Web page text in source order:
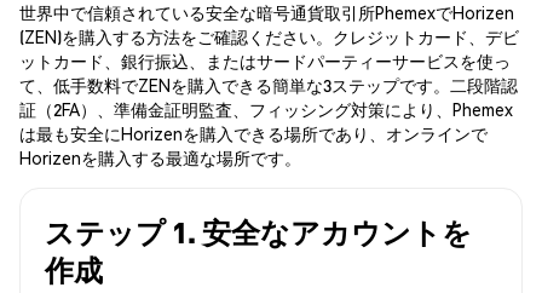
世界中で信頼されている安全な暗号通貨取引所PhemexでHorizen
(ZEN)を購入する方法をご確認ください。クレジットカード、デビ
ットカード、銀行振込、またはサードパーティーサービスを使っ
て、低手数料でZENを購入できる簡単な3ステップです。二段階認
証（2FA）、準備金証明監査、フィッシング対策により、Phemex
は最も安全にHorizenを購入できる場所であり、オンラインで
Horizenを購入する最適な場所です。
ステップ 1. 安全なアカウントを
作成